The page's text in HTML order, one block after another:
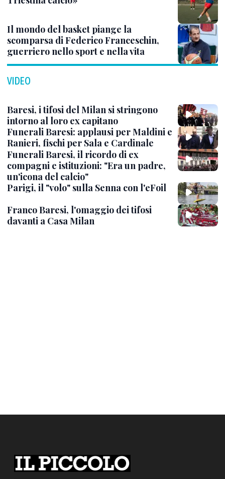
Il mondo del basket piange la
scomparsa di Federico Franceschin,
guerriero nello sport e nella vita
VIDEO
Baresi, i tifosi del Milan si stringono
intorno al loro ex capitano
Funerali Baresi: applausi per Maldini e
Ranieri, fischi per Sala e Cardinale
Funerali Baresi, il ricordo di ex
compagni e istituzioni: "Era un padre,
un'icona del calcio"
Parigi, il "volo" sulla Senna con l'eFoil
Franco Baresi, l'omaggio dei tifosi
davanti a Casa Milan